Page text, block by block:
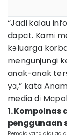
“Jadi kalau
dapat. Kami
keluarga
mengunjungi
anak-anak
ya,” kata
media di
1. Kompolnas
penggunaan
Remaja yang diduga